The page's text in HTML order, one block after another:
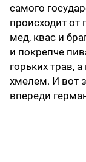
самого
происходит от
мед, квас и
и покрепче
горьких трав,
хмелем. И вот
впереди